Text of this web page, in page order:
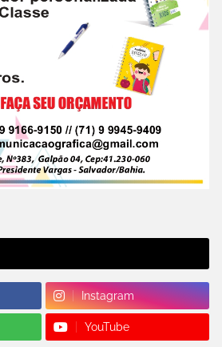
Instagram
YouTube